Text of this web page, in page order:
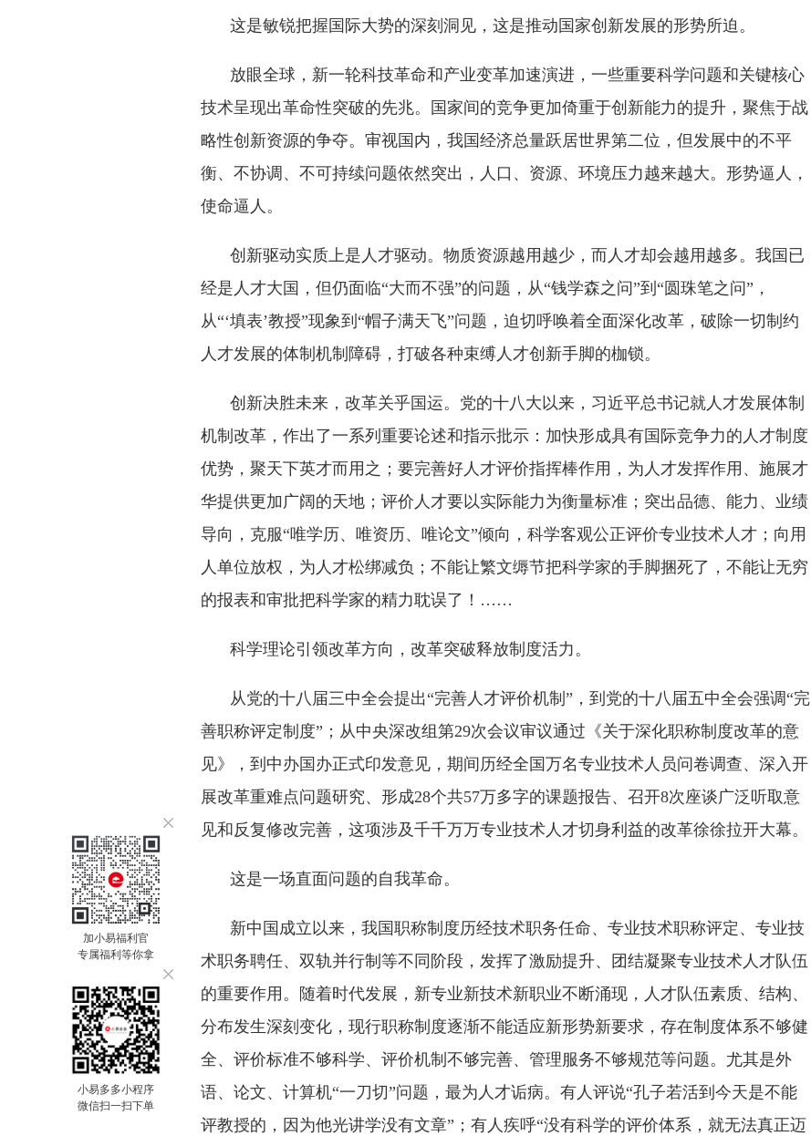
加小易福利官
专属福利等你拿
小易多多小程序
微信扫一扫下单
这是敏锐把握国际大势的深刻洞见，这是推动国家创新发展的形势所迫。
放眼全球，新一轮科技革命和产业变革加速演进，一些重要科学问题和关键核心
技术呈现出革命性突破的先兆。国家间的竞争更加倚重于创新能力的提升，聚焦于战
略性创新资源的争夺。审视国内，我国经济总量跃居世界第二位，但发展中的不平
衡、不协调、不可持续问题依然突出，人口、资源、环境压力越来越大。形势逼人，
使命逼人。
创新驱动实质上是人才驱动。物质资源越用越少，而人才却会越用越多。我国已
经是人才大国，但仍面临“大而不强”的问题，从“钱学森之问”到“圆珠笔之问”，
从“‘填表’教授”现象到“帽子满天飞”问题，迫切呼唤着全面深化改革，破除一切制约
人才发展的体制机制障碍，打破各种束缚人才创新手脚的枷锁。
创新决胜未来，改革关乎国运。党的十八大以来，习近平总书记就人才发展体制
机制改革，作出了一系列重要论述和指示批示：加快形成具有国际竞争力的人才制度
优势，聚天下英才而用之；要完善好人才评价指挥棒作用，为人才发挥作用、施展才
华提供更加广阔的天地；评价人才要以实际能力为衡量标准；突出品德、能力、业绩
导向，克服“唯学历、唯资历、唯论文”倾向，科学客观公正评价专业技术人才；向用
人单位放权，为人才松绑减负；不能让繁文缛节把科学家的手脚捆死了，不能让无穷
的报表和审批把科学家的精力耽误了！……
科学理论引领改革方向，改革突破释放制度活力。
从党的十八届三中全会提出“完善人才评价机制”，到党的十八届五中全会强调“完
善职称评定制度”；从中央深改组第29次会议审议通过《关于深化职称制度改革的意
见》，到中办国办正式印发意见，期间历经全国万名专业技术人员问卷调查、深入开
展改革重难点问题研究、形成28个共57万多字的课题报告、召开8次座谈广泛听取意
见和反复修改完善，这项涉及千千万万专业技术人才切身利益的改革徐徐拉开大幕。
这是一场直面问题的自我革命。
新中国成立以来，我国职称制度历经技术职务任命、专业技术职称评定、专业技
术职务聘任、双轨并行制等不同阶段，发挥了激励提升、团结凝聚专业技术人才队伍
的重要作用。随着时代发展，新专业新技术新职业不断涌现，人才队伍素质、结构、
分布发生深刻变化，现行职称制度逐渐不能适应新形势新要求，存在制度体系不够健
全、评价标准不够科学、评价机制不够完善、管理服务不够规范等问题。尤其是外
语、论文、计算机“一刀切”问题，最为人才诟病。有人评说“孔子若活到今天是不能
评教授的，因为他光讲学没有文章”；有人疾呼“没有科学的评价体系，就无法真正迈